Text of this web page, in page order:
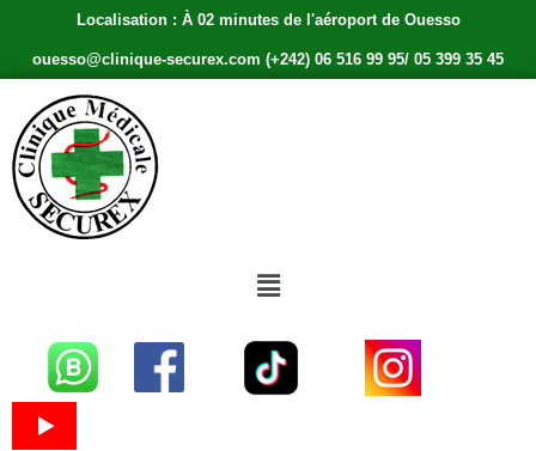
Localisation : À 02 minutes de l'aéroport de Ouesso
ouesso@clinique-securex.com (+242) 06 516 99 95/ 05 399 35 45